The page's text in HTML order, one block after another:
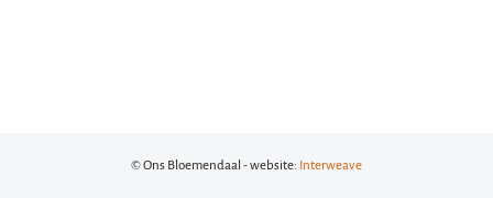
© Ons Bloemendaal - website: Interweave